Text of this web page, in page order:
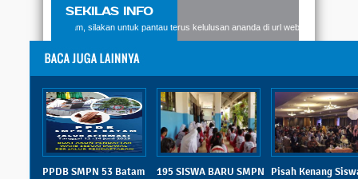
SEKILAS INFO
SMPN53 Batam, silakan untuk pantau terus kelulusan ananda di url website berikut:
PPDB SMPN 53 Batam
195 SISWA BARU SMPN Pisah Kenang
DUA SISWI SMPN 53 BATAM
MENGIKUTI SELEKSI LOMBA
PELAFALAN UUD 1945 DAN
CIPTA PANTUN
Diposting:SMPN 53 Batam |
Senin, 28 Februari 2022 - 19:33:21 WIB |
Dibaca: 652 pembaca